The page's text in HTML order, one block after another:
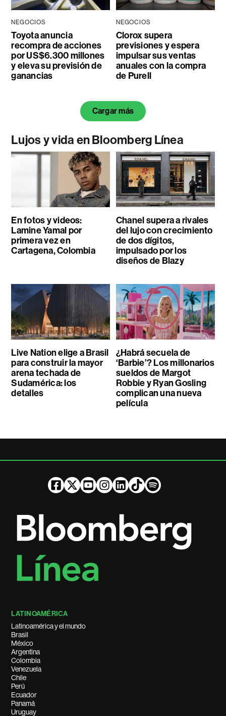
NEGOCIOS
Toyota anuncia
recompra de acciones
por US$6.300 millones
y eleva su previsión de
ganancias
NEGOCIOS
Clorox supera
previsiones y espera
impulsar sus ventas
anuales con la compra
de Purell
Cargar más
Lujos y vida en Bloomberg Línea
En fotos y videos:
Lamine Yamal por
primera vez en
Cartagena, Colombia
Chanel supera a rivales
del lujo con crecimiento
de dos dígitos,
impulsado por los
diseños de Blazy
Live Nation elige a Brasil
para construir la mayor
arena techada de
Sudamérica: los
detalles
¿Habrá secuela de
‘Barbie’? Los millonarios
sueldos de Margot
Robbie y Ryan Gosling
complican una nueva
película
LATINOAMÉRICA
Latinoamérica y el mundo
Brasil
México
Argentina
Colombia
Venezuela
Chile
Perú
Ecuador
Panamá
Uruguay